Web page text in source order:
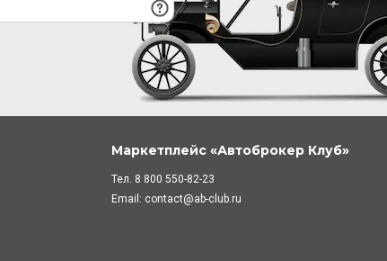
Маркетплейс «Автоброкер Клуб»
Тел. 8 800 550-82-23
Email: contact@ab-club.ru